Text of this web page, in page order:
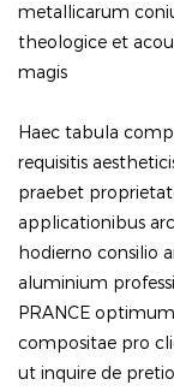
metallicarum
theologice et
magis
Haec tabula
requisitis
praebet
applicationibus
hodierno consilio
aluminium
PRANCE
compositae pro
ut inquire de